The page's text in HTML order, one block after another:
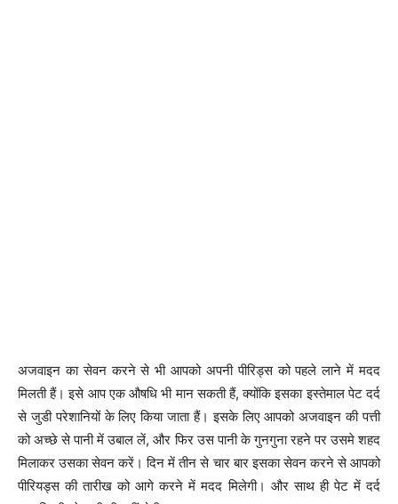
अजवाइन का सेवन करने से भी आपको अपनी पीरिड्स को पहले लाने में मदद
मिलती हैं। इसे आप एक औषधि भी मान सकती हैं, क्योंकि इसका इस्तेमाल पेट दर्द
से जुडी परेशानियों के लिए किया जाता हैं। इसके लिए आपको अजवाइन की पत्ती
को अच्छे से पानी में उबाल लें, और फिर उस पानी के गुनगुना रहने पर उसमे शहद
मिलाकर उसका सेवन करें। दिन में तीन से चार बार इसका सेवन करने से आपको
पीरियड्स की तारीख को आगे करने में मदद मिलेगी। और साथ ही पेट में दर्द